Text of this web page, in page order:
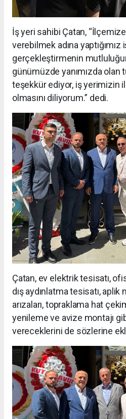
İş yeri sahibi Çatan,
verebilmek adına yaptığımız
gerçekleştirmenin
günümüzde yanımızda olan
teşekkür ediyor, iş yerimizin
olmasını diliyorum.” dedi.
Çatan, ev elektrik tesisatı,
dış aydınlatma tesisatı, aplik
arızaları, topraklama hat
yenileme ve avize montajı
vereceklerini de sözlerine